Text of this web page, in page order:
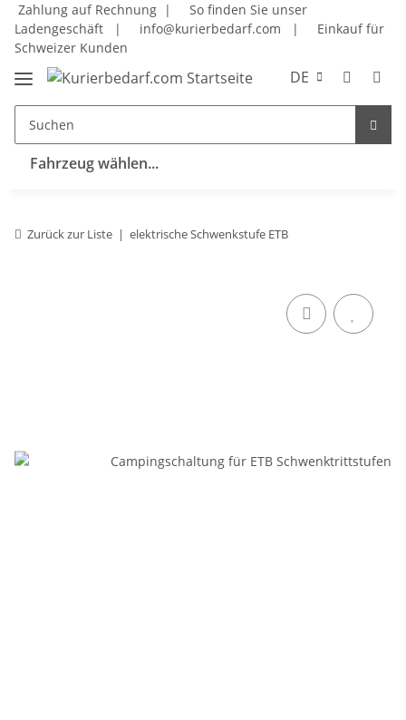
Zahlung auf Rechnung |
So finden Sie unser
Ladengeschäft
| info@kurierbedarf.com |
Einkauf für
Schweizer Kunden
DE
Fahrzeug wählen...
Zurück zur Liste elektrische Schwenkstufe ETB